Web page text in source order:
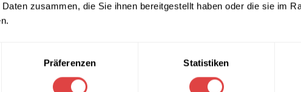
zusammen, die Sie ihnen bereitgestellt haben oder die sie im
Präferenzen Statistiken
Ø 70 cm / Ø 80 cm)